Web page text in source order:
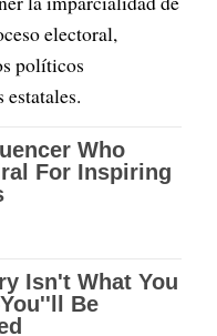
electoral,
políticos